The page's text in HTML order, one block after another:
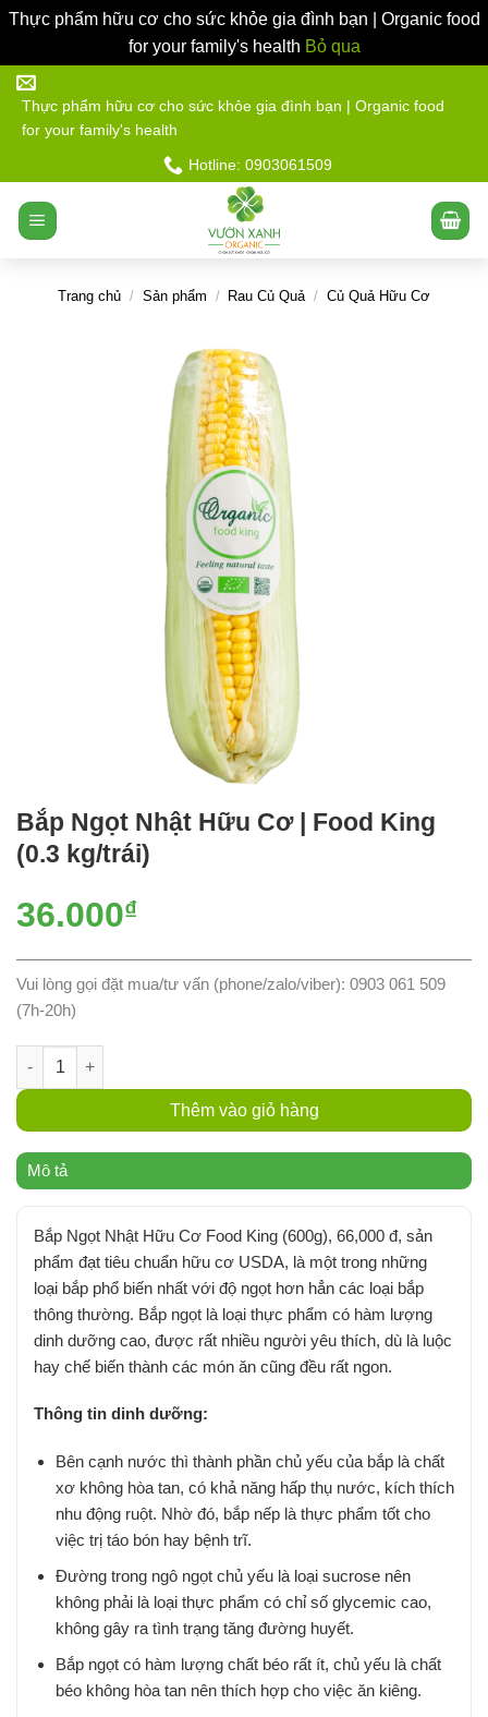
Thực phẩm hữu cơ cho sức khỏe gia đình bạn | Organic food
for your family's health Bỏ qua
Bỏ
qua
nội
Thực phẩm hữu cơ cho sức khỏe gia đình bạn | Organic food
for your family's health
Hotline: 0903061509
Trang chủ / Sản phẩm / Rau Củ Quả / Củ Quả Hữu Cơ
Bắp Ngọt Nhật Hữu Cơ | Food King
(0.3 kg/trái)
36.000₫
Vui lòng gọi đặt mua/tư vấn (phone/zalo/viber): 0903 061 509
(7h-20h)
Bắp Ngọt Nhật Hữu Cơ | Food King (0.3 kg/trái) số lượng
Thêm vào giỏ hàng
Mô tả
Bắp Ngọt Nhật Hữu Cơ Food King (600g), 66,000 đ, sản
phẩm đạt tiêu chuẩn hữu cơ USDA, là một trong những
loại bắp phổ biến nhất với độ ngọt hơn hẳn các loại bắp
thông thường. Bắp ngọt là loại thực phẩm có hàm lượng
dinh dưỡng cao, được rất nhiều người yêu thích, dù là luộc
hay chế biến thành các món ăn cũng đều rất ngon.
Thông tin dinh dưỡng:
Bên cạnh nước thì thành phần chủ yếu của bắp là chất
xơ không hòa tan, có khả năng hấp thụ nước, kích thích
nhu động ruột. Nhờ đó, bắp nếp là thực phẩm tốt cho
việc trị táo bón hay bệnh trĩ.
Đường trong ngô ngọt chủ yếu là loại sucrose nên
không phải là loại thực phẩm có chỉ số glycemic cao,
không gây ra tình trạng tăng đường huyết.
Bắp ngọt có hàm lượng chất béo rất ít, chủ yếu là chất
béo không hòa tan nên thích hợp cho việc ăn kiêng.